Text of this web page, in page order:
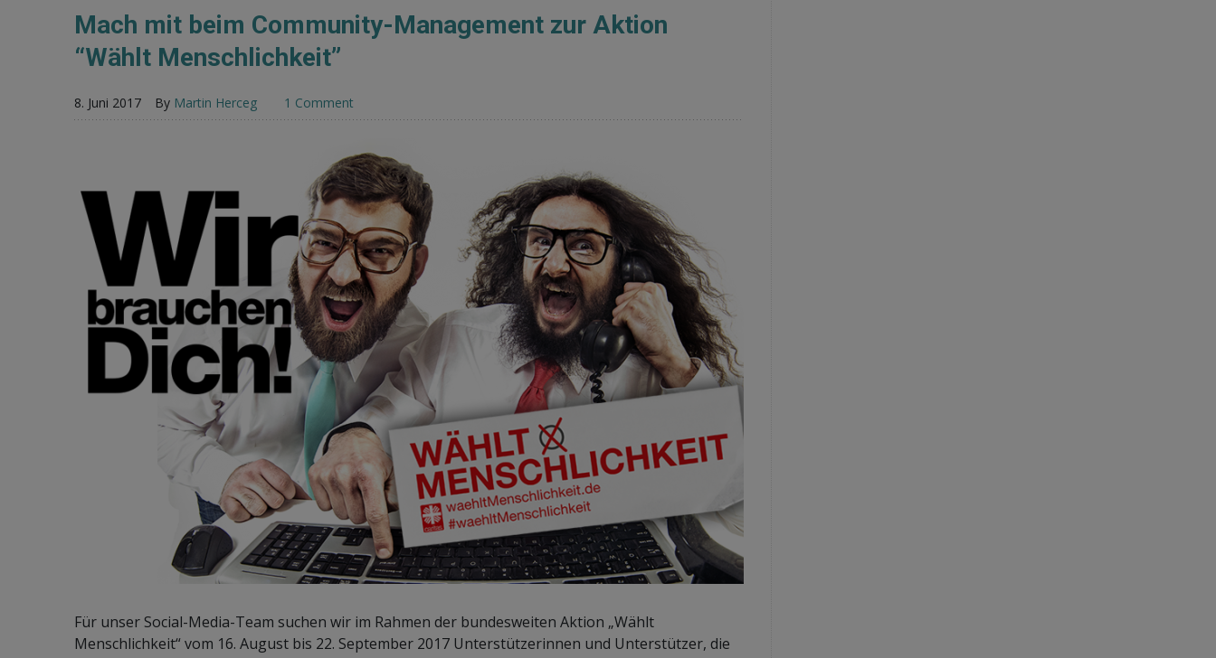
Mach mit beim Community-Management zur Aktion
“Wählt Menschlichkeit”
8. Juni 2017 By Martin Herceg 1 Comment
Für unser Social-Media-Team suchen wir im Rahmen der bundesweiten Aktion „Wählt
Menschlichkeit“ vom 16. August bis 22. September 2017 Unterstützerinnen und Unterstützer, die